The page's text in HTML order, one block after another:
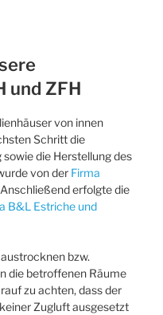
und ZFH
von innen
Schritt die
die Herstellung des
von der Firma
erfolgte die
B&L Estriche und
bzw.
die betroffenen Räume
zu achten, dass der
Zugluft ausgesetzt